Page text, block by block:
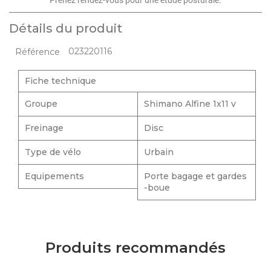
Détails du produit
Référence 023220116
Fiche technique
Groupe Shimano Alfine 1x11 v
Freinage Disc
Type de vélo Urbain
Equipements
Porte bagage et gardes
-boue
Produits recommandés